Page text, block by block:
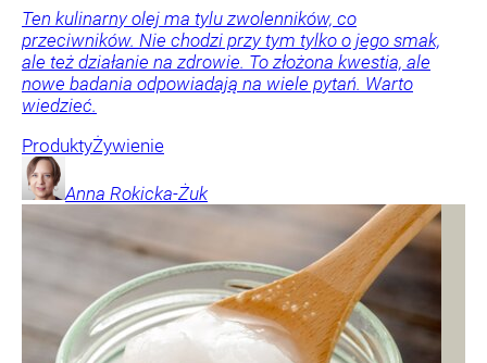
Ten kulinarny olej ma tylu zwolenników, co
przeciwników. Nie chodzi przy tym tylko o jego smak,
ale też działanie na zdrowie. To złożona kwestia, ale
nowe badania odpowiadają na wiele pytań. Warto
wiedzieć.
ProduktyŻywienie
Anna Rokicka-Żuk